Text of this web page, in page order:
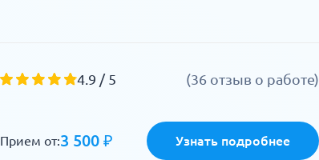
4.9 / 5 (36 отзыв о работе)
Прием от:3 500 ₽ Узнать подробнее